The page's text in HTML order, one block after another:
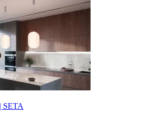
SETA